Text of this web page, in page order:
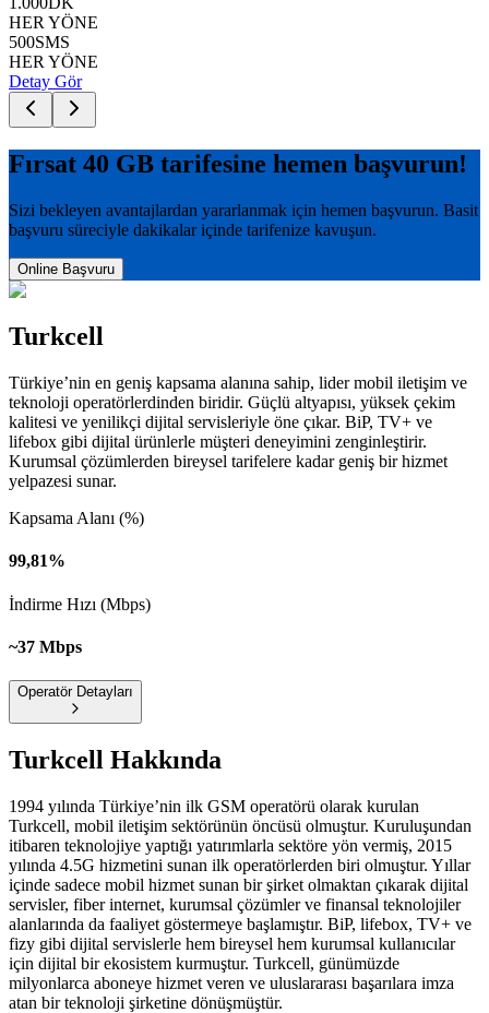
HER YÖNE
500SMS
HER YÖNE
Detay Gör
Fırsat 40 GB tarifesine hemen başvurun!
Sizi bekleyen avantajlardan yararlanmak için hemen başvurun. Basit
başvuru süreciyle dakikalar içinde tarifenize kavuşun.
Online Başvuru
Turkcell
Türkiye’nin en geniş kapsama alanına sahip, lider mobil iletişim ve
teknoloji operatörlerdinden biridir. Güçlü altyapısı, yüksek çekim
kalitesi ve yenilikçi dijital servisleriyle öne çıkar. BiP, TV+ ve
lifebox gibi dijital ürünlerle müşteri deneyimini zenginleştirir.
Kurumsal çözümlerden bireysel tarifelere kadar geniş bir hizmet
yelpazesi sunar.
Kapsama Alanı (%)
99,81%
İndirme Hızı (Mbps)
~37 Mbps
Operatör Detayları
Turkcell Hakkında
1994 yılında Türkiye’nin ilk GSM operatörü olarak kurulan
Turkcell, mobil iletişim sektörünün öncüsü olmuştur. Kuruluşundan
itibaren teknolojiye yaptığı yatırımlarla sektöre yön vermiş, 2015
yılında 4.5G hizmetini sunan ilk operatörlerden biri olmuştur. Yıllar
içinde sadece mobil hizmet sunan bir şirket olmaktan çıkarak dijital
servisler, fiber internet, kurumsal çözümler ve finansal teknolojiler
alanlarında da faaliyet göstermeye başlamıştır. BiP, lifebox, TV+ ve
fizy gibi dijital servislerle hem bireysel hem kurumsal kullanıcılar
için dijital bir ekosistem kurmuştur. Turkcell, günümüzde
milyonlarca aboneye hizmet veren ve uluslararası başarılara imza
atan bir teknoloji şirketine dönüşmüştür.